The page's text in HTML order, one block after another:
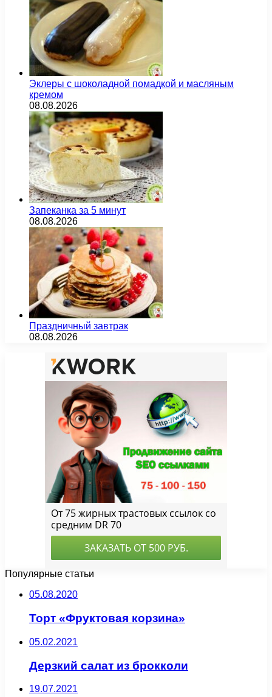
Эклеры с шоколадной помадкой и масляным
кремом
08.08.2026
Запеканка за 5 минут
08.08.2026
Праздничный завтрак
08.08.2026
Популярные статьи
05.08.2020
Торт «Фруктовая корзина»
05.02.2021
Дерзкий салат из брокколи
19.07.2021